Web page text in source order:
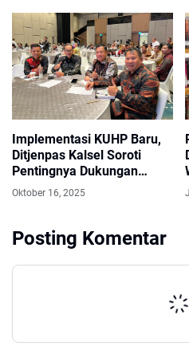
Implementasi KUHP Baru,
Ditjenpas Kalsel Soroti
Pentingnya Dukungan
Pemerintah Daerah
Oktober 16, 2025
Posting Komentar